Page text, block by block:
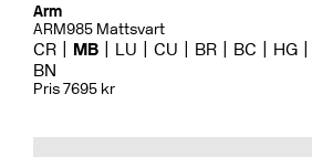
Arm
ARM985 Mattsvart
CR MB LU CU BR BC HG
BN
Pris 7695 kr